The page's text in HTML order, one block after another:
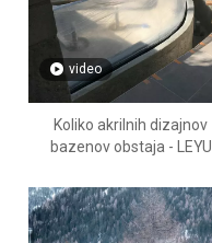
video
Koliko akrilnih dizajnov
bazenov obstaja - LEYU